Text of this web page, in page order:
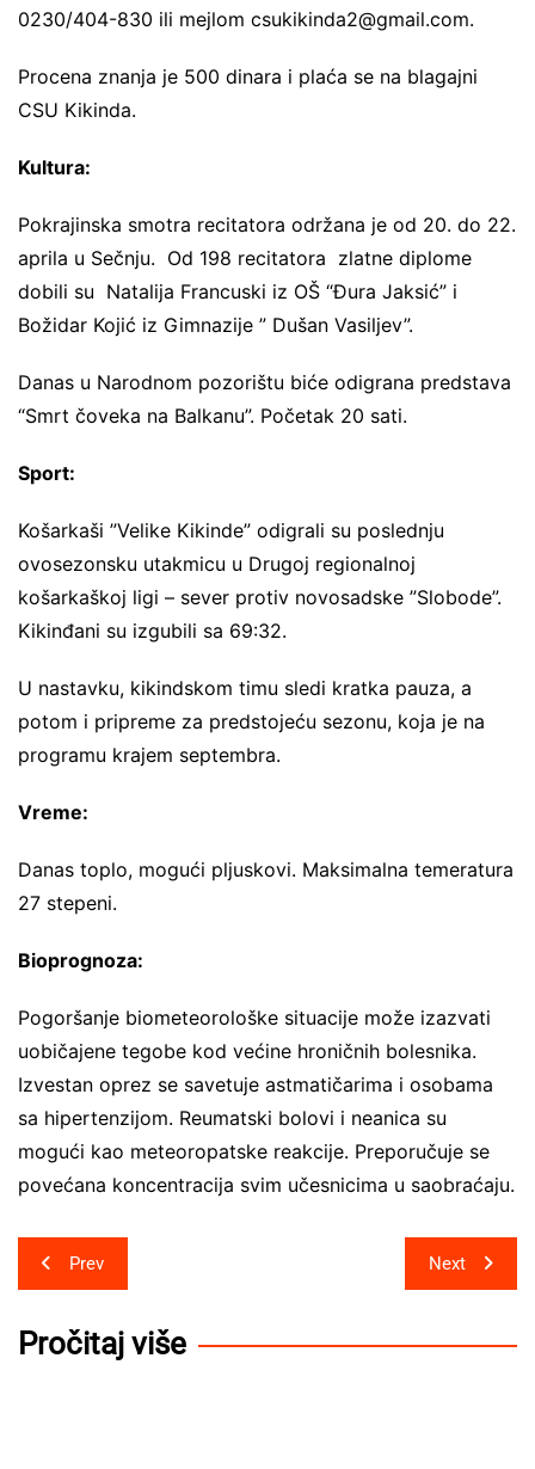
0230/404-830 ili mejlom csukikinda2@gmail.com.
Procena znanja je 500 dinara i plaća se na blagajni
CSU Kikinda.
Kultura:
Pokrajinska smotra recitatora održana je od 20. do 22.
aprila u Sečnju. Od 198 recitatora zlatne diplome
dobili su Natalija Francuski iz OŠ “Đura Jaksić” i
Božidar Kojić iz Gimnazije ” Dušan Vasiljev”.
Danas u Narodnom pozorištu biće odigrana predstava
“Smrt čoveka na Balkanu”. Početak 20 sati.
Sport:
Košarkaši ”Velike Kikinde” odigrali su poslednju
ovosezonsku utakmicu u Drugoj regionalnoj
košarkaškoj ligi – sever protiv novosadske ”Slobode”.
Kikinđani su izgubili sa 69:32.
U nastavku, kikindskom timu sledi kratka pauza, a
potom i pripreme za predstojeću sezonu, koja je na
programu krajem septembra.
Vreme:
Danas toplo, mogući pljuskovi. Maksimalna temeratura
27 stepeni.
Bioprognoza:
Pogoršanje biometeorološke situacije može izazvati
uobičajene tegobe kod većine hroničnih bolesnika.
Izvestan oprez se savetuje astmatičarima i osobama
sa hipertenzijom. Reumatski bolovi i neanica su
mogući kao meteoropatske reakcije. Preporučuje se
povećana koncentracija svim učesnicima u saobraćaju.
Post
navigation
Prev Next
Pročitaj više